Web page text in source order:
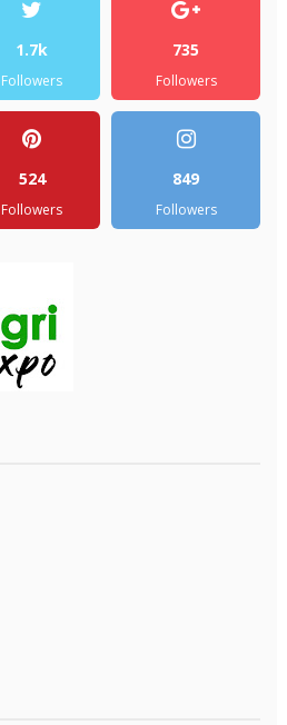
1.7k
Followers
735
Followers
524
Followers
849
Followers